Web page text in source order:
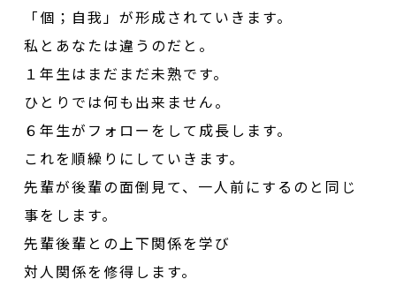
「個；自我」が形成されていきます。
私とあなたは違うのだと。
１年生はまだまだ未熟です。
ひとりでは何も出来ません。
６年生がフォローをして成長します。
これを順繰りにしていきます。
先輩が後輩の面倒見て、一人前にするのと同じ
事をします。
先輩後輩との上下関係を学び
対人関係を修得します。